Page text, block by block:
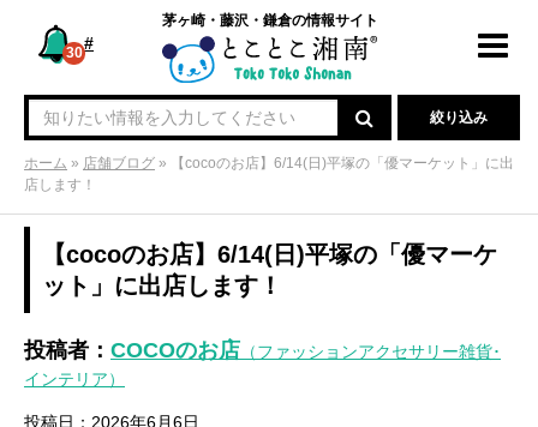
#
30
茅ヶ崎・藤沢・鎌倉の情報サイト
絞り込み
ホーム » 店舗ブログ »
【cocoのお店】6/14(日)平塚の「優マーケット」に出
店します！
【cocoのお店】6/14(日)平塚の「優マーケ
ット」に出店します！
投稿者： COCOのお店 （ファッションアクセサリー雑貨･
インテリア）
投稿日：2026年6月6日